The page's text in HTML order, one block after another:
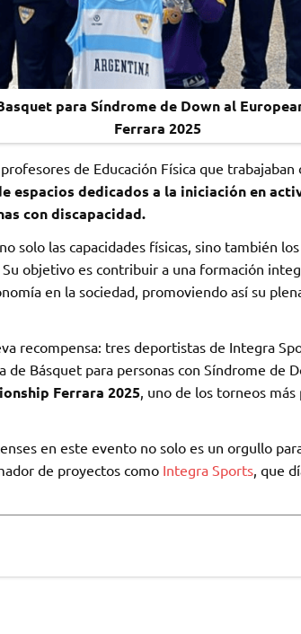
para Síndrome de Down al
Ferrara 2025
de Educación Física que
espacios dedicados a la iniciación en
con discapacidad.
solo las capacidades físicas, sino también
objetivo es contribuir a una formación
en la sociedad, promoviendo así su
recompensa: tres deportistas de Integra
de Básquet para personas con Síndrome de
Ferrara 2025, uno de los torneos
en este evento no solo es un orgullo
de proyectos como Integra Sports, que